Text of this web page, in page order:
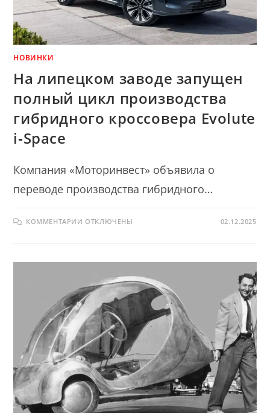
НОВИНКИ
На липецком заводе запущен
полный цикл производства
гибридного кроссовера Evolute
i‑Space
Компания «Моторинвест» объявила о
переводе производства гибридного…
КОММЕНТАРИИ К
ЗАПУЩЕН
ЦИКЛ
ПРОИЗВОДСТВА
ГИБРИДНОГО
КРОССОВЕРА
EVOLUTE
I‑SPACE
ОТКЛЮЧЕНЫ 02.12.2025